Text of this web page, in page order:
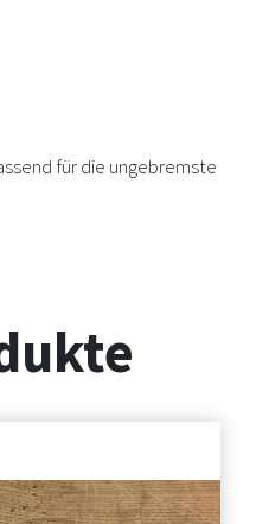
für die ungebremste